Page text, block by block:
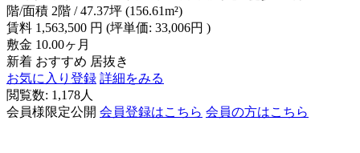
階/面積 2階 / 47.37坪 (156.61m²)
賃料 1,563,500 円 (坪単価: 33,006円 )
敷金 10.00ヶ月
新着 おすすめ 居抜き
お気に入り登録 詳細をみる
閲覧数: 1,178人
会員様限定公開 会員登録はこちら 会員の方はこちら